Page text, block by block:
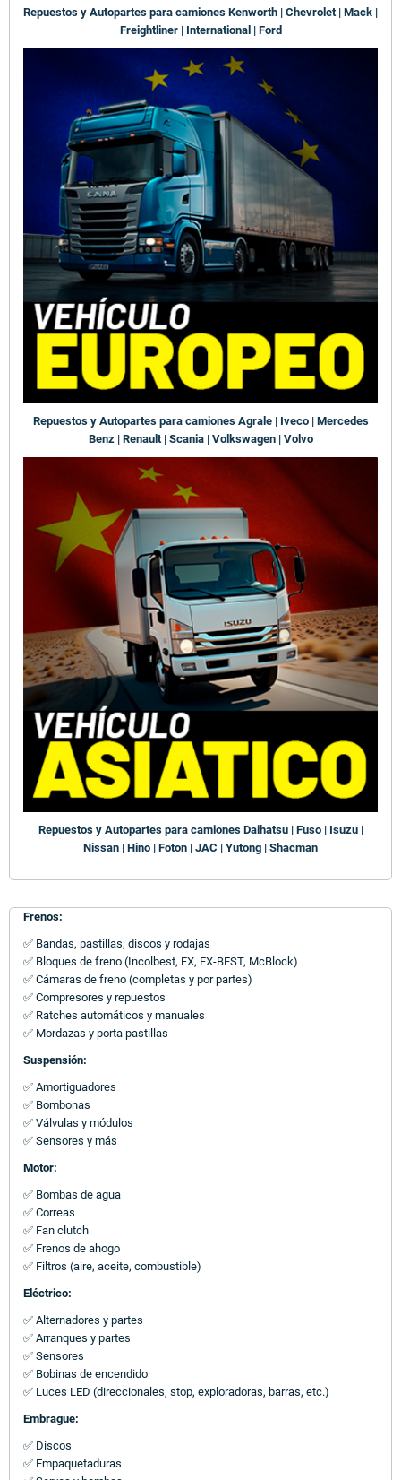
Repuestos y Autopartes para camiones Kenworth | Chevrolet | Mack |
Freightliner | International | Ford
Repuestos y Autopartes para camiones Agrale | Iveco | Mercedes
Benz | Renault | Scania | Volkswagen | Volvo
Repuestos y Autopartes para camiones Daihatsu | Fuso | Isuzu |
Nissan | Hino | Foton | JAC | Yutong | Shacman
Frenos:
✅ Bandas, pastillas, discos y rodajas
✅ Bloques de freno (Incolbest, FX, FX-BEST, McBlock)
✅ Cámaras de freno (completas y por partes)
✅ Compresores y repuestos
✅ Ratches automáticos y manuales
✅ Mordazas y porta pastillas
Suspensión:
✅ Amortiguadores
✅ Bombonas
✅ Válvulas y módulos
✅ Sensores y más
Motor:
✅ Bombas de agua
✅ Correas
✅ Fan clutch
✅ Frenos de ahogo
✅ Filtros (aire, aceite, combustible)
Eléctrico:
✅ Alternadores y partes
✅ Arranques y partes
✅ Sensores
✅ Bobinas de encendido
✅ Luces LED (direccionales, stop, exploradoras, barras, etc.)
Embrague:
✅ Discos
✅ Empaquetaduras